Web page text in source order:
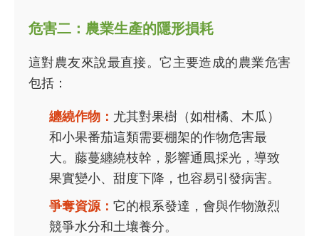
危害二：農業生產的隱形損耗
這對農友來說最直接。它主要造成的農業危害
包括：
纏繞作物： 尤其對果樹（如柑橘、木瓜）
和小果番茄這類需要棚架的作物危害最
大。藤蔓纏繞枝幹，影響通風採光，導致
果實變小、甜度下降，也容易引發病害。
爭奪資源： 它的根系發達，會與作物激烈
競爭水分和土壤養分。